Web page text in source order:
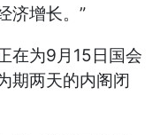
济增长。”
在为9月15日国会
期两天的内阁闭